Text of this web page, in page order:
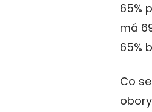
65%
má
65%
Co